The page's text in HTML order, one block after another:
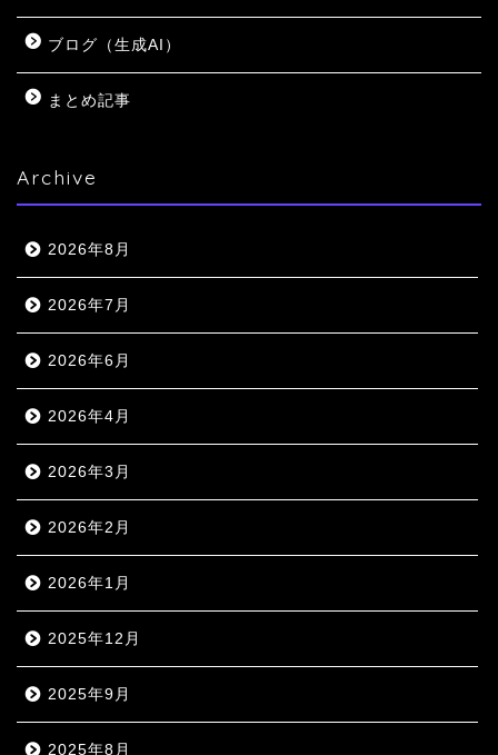
ブログ（生成AI）
まとめ記事
Archive
2026年8月
2026年7月
2026年6月
2026年4月
2026年3月
2026年2月
2026年1月
2025年12月
2025年9月
2025年8月